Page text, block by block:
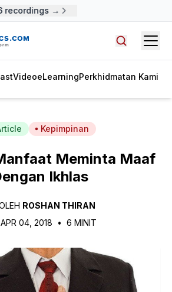
→
VideoeLearningPerkhidmatan Kami
Kepimpinan
Meminta Maaf
Ikhlas
ROSHAN THIRAN
APR 04, 2018
• 6 MINIT